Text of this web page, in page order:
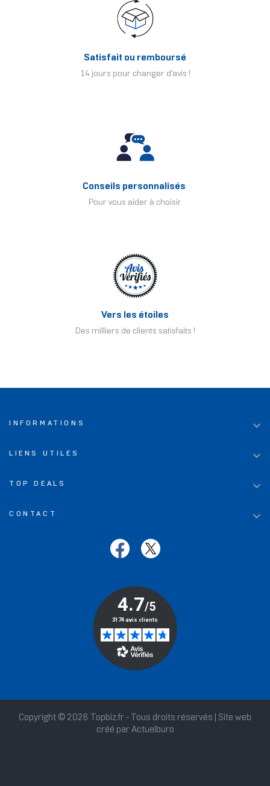
Satisfait ou remboursé
14 jours pour changer d'avis !
Conseils personnalisés
Pour vous aider à choisir
Vers les étoiles
Des milliers de clients satisfaits !
INFORMATIONS 
LIENS UTILES 
TOP DEALS 
CONTACT 
Copyright © 2026 Topbiz.fr - Tous droits réservés | Site web
créé par Actuelburo